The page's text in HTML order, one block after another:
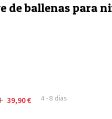
de ballenas para
39,90€ 4 - 8 días